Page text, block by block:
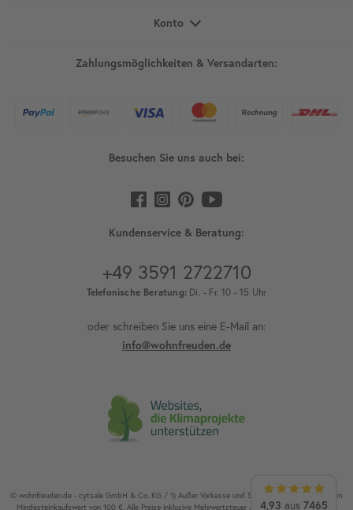
4,93 aus 7465
Konto
Zahlungsmöglichkeiten & Versandarten:
Besuchen Sie uns auch bei:
Kundenservice & Beratung:
+49 3591 2722710
Telefonische Beratung: Di. - Fr. 10 - 15 Uhr
oder schreiben Sie uns eine E-Mail an:
info@wohnfreuden.de
© wohnfreuden.de - cytsale GmbH & Co. KG / 1) Außer Vorkasse und Speditionsware. 2) Ab einem
Mindesteinkaufswert von 100 €. Alle Preise inklusive Mehrwertsteuer / Alle Rechte vorbehalten.